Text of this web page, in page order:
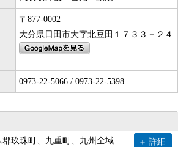
〒877-0002
大分県日田市大字北豆田１７３３－２４
0973-22-5066 / 0973-22-5398
詳細
玖珠町、九重町、九州全域